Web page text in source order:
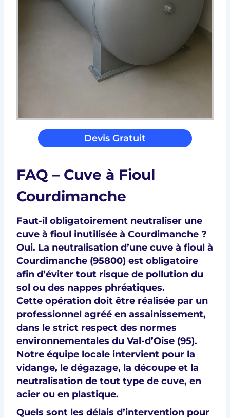
Devis Gratuit
FAQ – Cuve à Fioul
Courdimanche
Faut-il obligatoirement neutraliser une
cuve à fioul inutilisée à Courdimanche ?
Oui. La neutralisation d’une cuve à fioul à
Courdimanche (95800) est obligatoire
afin d’éviter tout risque de pollution du
sol ou des nappes phréatiques.
Cette opération doit être réalisée par un
professionnel agréé en assainissement,
dans le strict respect des normes
environnementales du Val-d’Oise (95).
Notre équipe locale intervient pour la
vidange, le dégazage, la découpe et la
neutralisation de tout type de cuve, en
acier ou en plastique.
Quels sont les délais d’intervention pour